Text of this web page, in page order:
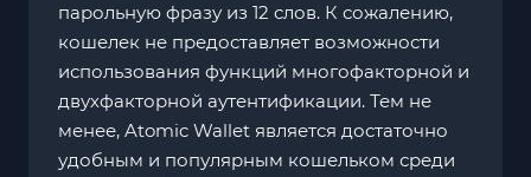
парольную фразу из 12 слов. К сожалению,
кошелек не предоставляет возможности
использования функций многофакторной и
двухфакторной аутентификации. Тем не
менее, Atomic Wallet является достаточно
удобным и популярным кошельком среди